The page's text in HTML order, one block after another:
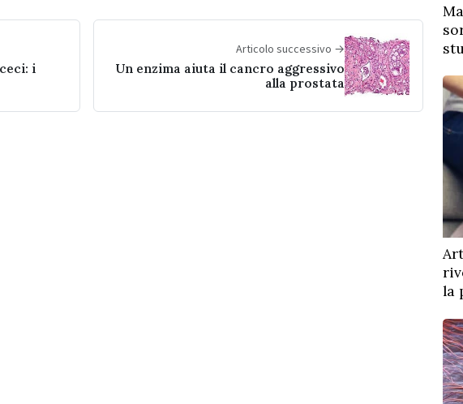
i
Articolo successivo →
Un enzima aiuta il cancro aggressivo
alla prostata
la